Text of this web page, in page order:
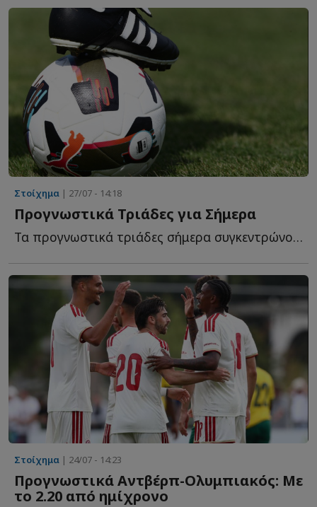
Στοίχημα | 27/07 - 14:18
Προγνωστικά Τριάδες για Σήμερα
Τα προγνωστικά τριάδες σήμερα συγκεντρώνουν τρεις ε...
Στοίχημα | 24/07 - 14:23
Προγνωστικά Αντβέρπ-Ολυμπιακός: Με
το 2.20 από ημίχρονο